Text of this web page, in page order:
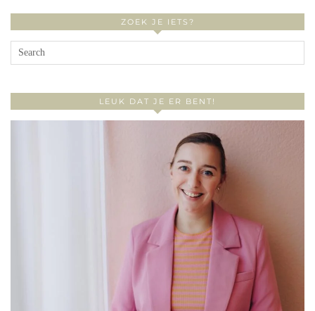
ZOEK JE IETS?
LEUK DAT JE ER BENT!